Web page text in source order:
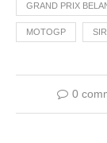
GRAND PRIX
MOTOGP
0